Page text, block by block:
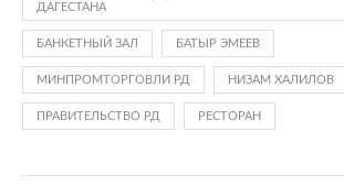
ДАГЕСТАНА
БАНКЕТНЫЙ ЗАЛ БАТЫР ЭМЕЕВ
МИНПРОМТОРГОВЛИ РД НИЗАМ ХАЛИЛОВ
ПРАВИТЕЛЬСТВО РД РЕСТОРАН